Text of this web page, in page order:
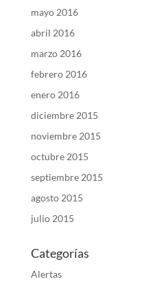
mayo 2016
abril 2016
marzo 2016
febrero 2016
enero 2016
diciembre 2015
noviembre 2015
octubre 2015
septiembre 2015
agosto 2015
julio 2015
Categorías
Alertas